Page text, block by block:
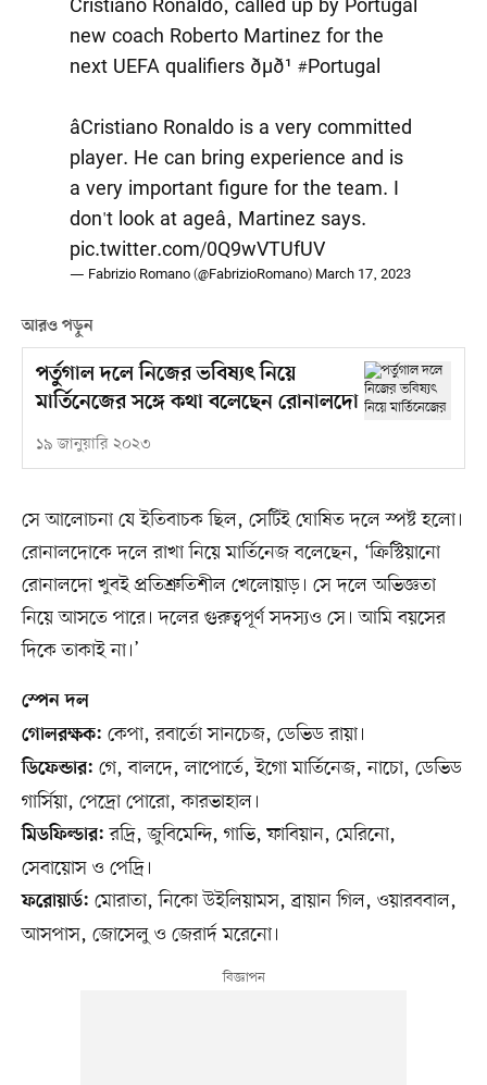
Cristiano Ronaldo, called up by Portugal
new coach Roberto Martinez for the
next UEFA qualifiers ðµð¹ #Portugal
âCristiano Ronaldo is a very committed
player. He can bring experience and is
a very important figure for the team. I
don't look at ageâ, Martinez says.
pic.twitter.com/0Q9wVTUfUV
— Fabrizio Romano (@FabrizioRomano) March 17, 2023
আরও পড়ুন
পর্তুগাল দলে নিজের ভবিষ্যৎ নিয়ে
মার্তিনেজের সঙ্গে কথা বলেছেন রোনালদো
১৯ জানুয়ারি ২০২৩
সে আলোচনা যে ইতিবাচক ছিল, সেটিই ঘোষিত দলে স্পষ্ট হলো।
রোনালদোকে দলে রাখা নিয়ে মার্তিনেজ বলেছেন, ‘ক্রিস্টিয়ানো
রোনালদো খুবই প্রতিশ্রুতিশীল খেলোয়াড়। সে দলে অভিজ্ঞতা
নিয়ে আসতে পারে। দলের গুরুত্বপূর্ণ সদস্যও সে। আমি বয়সের
দিকে তাকাই না।’
স্পেন দল
গোলরক্ষক: কেপা, রবার্তো সানচেজ, ডেভিড রায়া।
ডিফেন্ডার: গে, বালদে, লাপোর্তে, ইগো মার্তিনেজ, নাচো, ডেভিড
গার্সিয়া, পেদ্রো পোরো, কারভাহাল।
মিডফিল্ডার: রদ্রি, জুবিমেন্দি, গাভি, ফাবিয়ান, মেরিনো,
সেবায়োস ও পেদ্রি।
ফরোয়ার্ড: মোরাতা, নিকো উইলিয়ামস, ব্রায়ান গিল, ওয়ারববাল,
আসপাস, জোসেলু ও জেরার্দ মরেনো।